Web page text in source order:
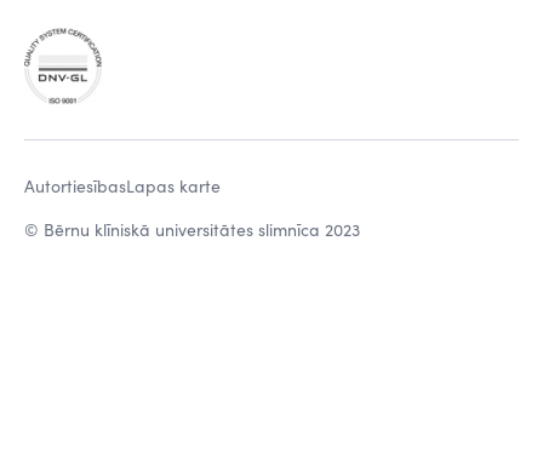
© Bērnu klīniskā universitātes slimnīca 2023
AutortiesībasLapas karte